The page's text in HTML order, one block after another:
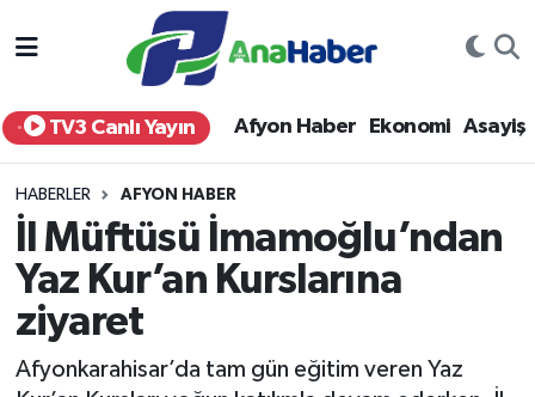
TV3 Canlı Yayın Afyon Haber Ekonomi Asayiş
HABERLER AFYON HABER
İl Müftüsü İmamoğlu’ndan
Yaz Kur’an Kurslarına
ziyaret
Afyonkarahisar’da tam gün eğitim veren Yaz
Yurt Haber
Afyon Haber
Siyaset
Spor
Afyonkarahisar Nöbetçi Eczaneler
Afyonkarahisar Hava Durumu
Afyonkarahisar Namaz Vakitleri
Afyonkarahisar Trafik Yoğunluk Haritası
Süper Lig Puan Durumu ve Fikstür